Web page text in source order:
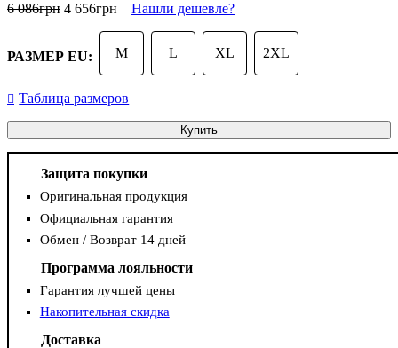
6 086грн 4 656грн Нашли дешевле?
РАЗМЕР EU: M L XL 2XL
Таблица размеров
Купить
Защита покупки
Оригинальная продукция
Официальная гарантия
Обмен / Возврат 14 дней
Программа лояльности
Гарантия лучшей цены
Накопительная скидка
Доставка